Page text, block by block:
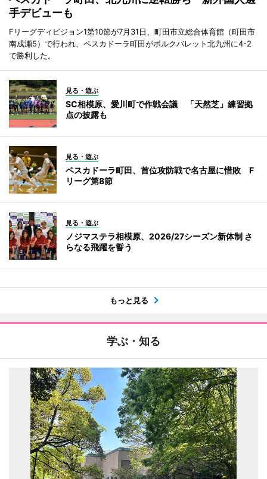
手デビューも
Fリーグディビジョン1第10節が7月31日、町田市立総合体育館（町田市
南成瀬5）で行われ、ペスカドーラ町田がボルクバレット北九州に4-2
で勝利した。
見る・遊ぶ
SC相模原、愛川町で作戦会議 「天然芝」練習拠
点の披露も
見る・遊ぶ
ペスカドーラ町田、首位攻防戦で名古屋に惜敗 F
リーグ第8節
見る・遊ぶ
ノジマステラ相模原、2026/27シーズン新体制 さ
らなる飛躍を誓う
もっと見る
学ぶ・知る